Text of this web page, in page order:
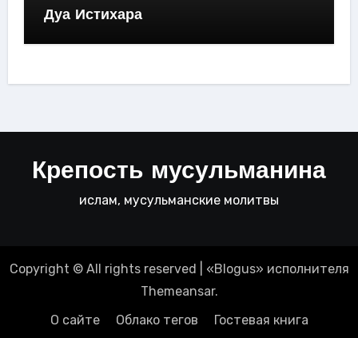
Дуа Истихара
Крепость мусульманина
ислам, мусульманские молитвы
Copyright © All rights reserved «Blogus» исполнителя
Themeansar.
О сайте
Облако тегов Гостевая книга